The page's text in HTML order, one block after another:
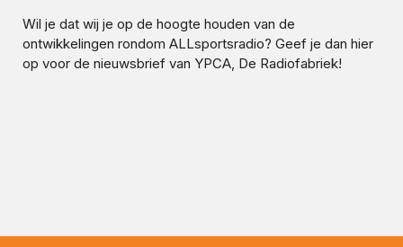
Wil je dat wij je op de hoogte houden van de
ontwikkelingen rondom ALLsportsradio? Geef je dan hier
op voor de nieuwsbrief van YPCA, De Radiofabriek!